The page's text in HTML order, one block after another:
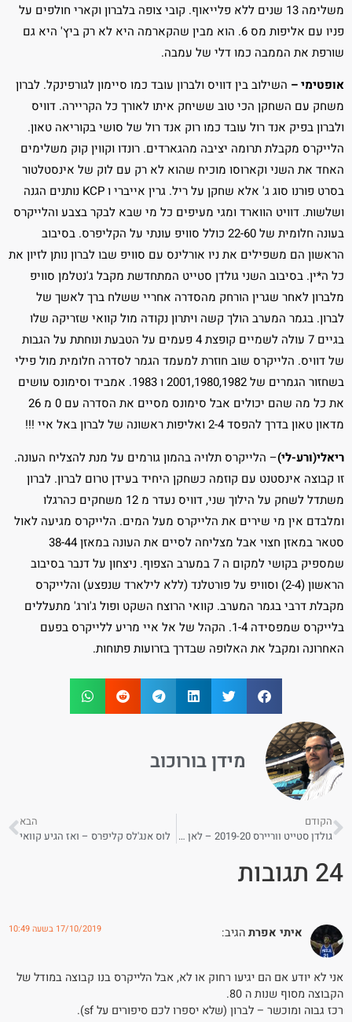
משלימה 13 שנים ללא פלייאוף. קובי צופה בלברון וקארי חולפים על
פניו עם אליפות מס 6. הוא מבין שהקארמה היא לא רק ביץ' היא גם
שורפת את הממבה כמו דלי של עמבה.
אופטימי – השילוב בין דוויס ולברון עובד כמו סיימון לגורפינקל. לברון
משחק עם השחקן הכי טוב ששיחק איתו לאורך כל הקריירה. דוויס
ולברון בפיק אנד רול עובד כמו רוק אנד רול של סושי בקוריאה טאון.
הלייקרס מקבלת תרומה יציבה מהגארדים. רונדו וקווין קוק משלימים
האחד את השני וקארוסו מוכיח שהוא לא רק עם לוק של אינסטלטור
בסרט פורנו סוג ג' אלא שחקן על ריל. גרין אייברי ו KCP נותנים הגנה
ושלשות. דוויט הווארד ומגי מעיפים כל מי שבא לבקר בצבע והלייקרס
בעונה חלומית של 22-60 כולל סוויפ עונתי על הקליפרס. בסיבוב
הראשון הם משפילים את ניו אורלינס עם סוויפ שבו לברון נותן לזיון את
כל ה*ין. בסיבוב השני גולדן סטייט המתחדשת מקבל ג'נטלמן סוויפ
מלברון לאחר שגרין הורחק מהסדרה אחריי ששלח ברך לאשך של
לברון. בגמר המערב הולך קשה ויתרון נקודה מול קוואי שזריקה שלו
בגיים 7 עולה לשמיים קופצת 4 פעמים על הטבעת ונוחתת על הגבות
של דוויס. הלייקרס שוב חוזרת למעמד הגמר לסדרה חלומית מול פילי
בשחזור הגמרים של 2001,1980,1982 ו 1983. אמביד וסימונס עושים
את כל מה שהם יכולים אבל סימונס מסיים את הסדרה עם 0 מ 26
מדאון טאון בדרך להפסד 2-4 ואליפות ראשונה של לברון באל איי !!!
ריאלי(ורע-לי)– הלייקרס תלויה בהמון גורמים על מנת להצליח העונה.
זו קבוצה אינסטנט עם קוזמה כשחקן היחיד בעידן טרום לברון. לברון
משתדל לשחק על הילוך שני, דוויס נעדר מ 12 משחקים כהרגלו
ומלבדם אין מי שירים את הלייקרס מעל המים. הלייקרס מגיעה לאול
סטאר במאזן חצוי אבל מצליחה לסיים את העונה במאזן 38-44
שמספיק בקושי למקום ה 7 במערב הצפוף. ניצחון על דנבר בסיבוב
הראשון (2-4) וסוויפ על פורטלנד (ללא לילארד שנפצע) והלייקרס
מקבלת דרבי בגמר המערב. קוואי הרוצח השקט ופול ג'ורג' מתעללים
בלייקרס שמפסידה 1-4. הקהל של אל איי מריע ללייקרס בפעם
האחרונה ומקבל את האלופה שבדרך בזרועות פתוחות.
מידן בורוכוב
הקודם
גולדן סטייט ווריירס 2019-20 – לאן פנייה של השושלת
הבא
לוס אנג'לס קליפרס – ואז הגיע קוואי
24 תגובות
איתי אפרתהגיב: 17/10/2019 בשעה 10:49
אני לא יודע אם הם יגיעו רחוק או לא, אבל הלייקרס בנו קבוצה במודל של
הקבוצה מסוף שנות ה 80.
רכז גבוה ומוכשר – לברון (שלא יספרו לכם סיפורים על sf).